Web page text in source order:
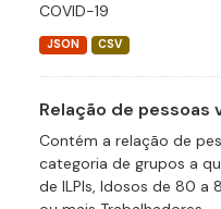
COVID-19
JSON CSV
Relação de pessoas
Contém a relação de
categoria de grupos a
de ILPIs, Idosos de 80 a